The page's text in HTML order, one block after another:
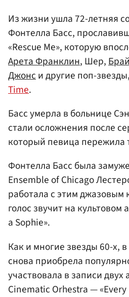
Из жизни ушла 72-летняя
Фонтелла Басс,
«Rescue Me», которую
Арета Франклин, Шер,
Джонси другие поп-
Time.
Басс умерла в больнице
стали осложнения после
который певица пережила
Фонтелла Басс была
Ensemble of Chicago
работала с этим джазовым
голос звучит на культовом
a Sophie».
Как и многие звезды 60-х,
снова приобрела
участвовала в записи двух
Cinematic Orhestra — «Every